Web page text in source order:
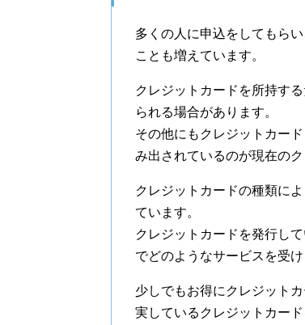
多くの人に申込をしてもら
ことも増えています。
クレジットカードを所持す
られる場合があります。
その他にもクレジットカー
み出されているのが現在のク
クレジットカードの種類に
ています。
クレジットカードを発行し
でどのようなサービスを受
少しでもお得にクレジット
実しているクレジットカー